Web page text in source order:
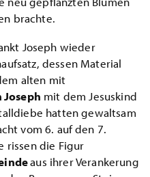
brachte.
Joseph wieder
dessen Material
alten mit
mit dem Jesuskind
hatten gewaltsam
vom 6. auf den 7.
rissen die Figur
aus ihrer Verankerung